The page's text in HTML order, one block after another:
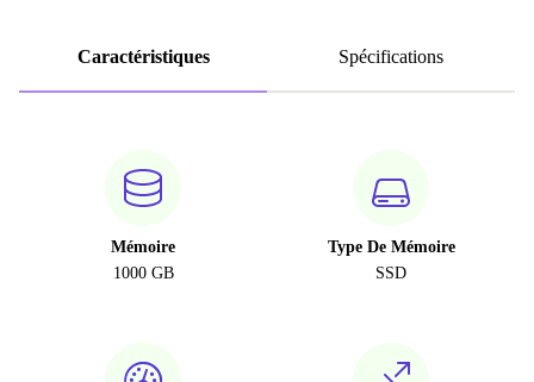
Caractéristiques Spécifications
Mémoire
1000 GB
Type De Mémoire
SSD